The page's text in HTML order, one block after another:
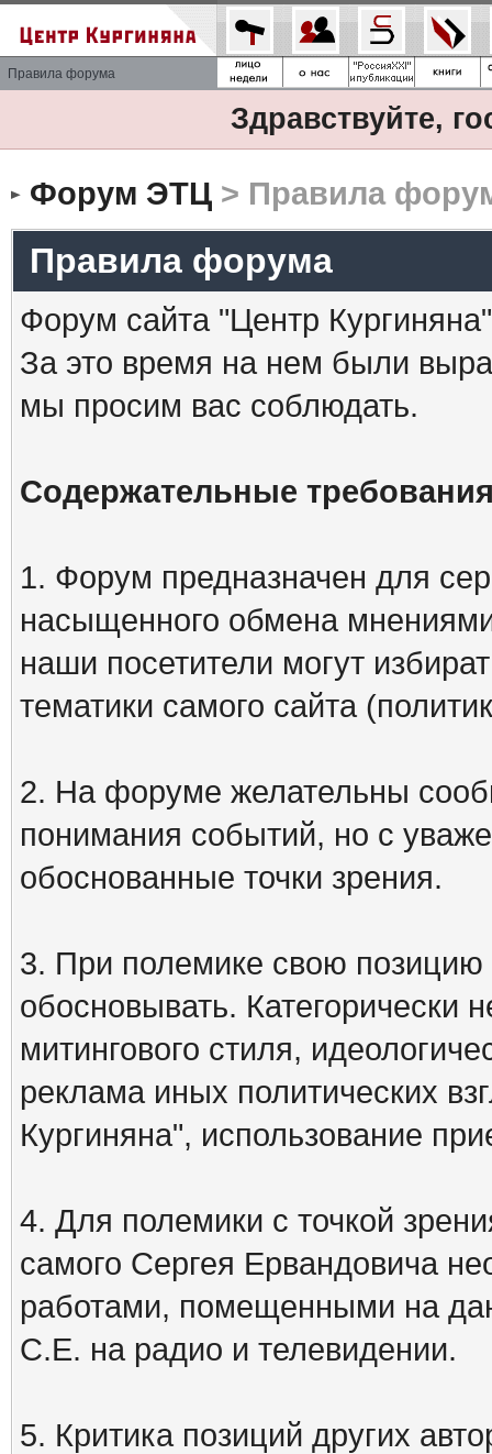
Правила форума
Здравствуйте,
Форум ЭТЦ> Правила
Правила форума
Форум сайта "Центр
За это время на нем были
мы просим вас соблюдать.
Содержательные
1. Форум предназначен для
насыщенного обмена
наши посетители могут
тематики самого сайта
2. На форуме желательны
понимания событий, но с
обоснованные точки зрения.
3. При полемике свою
обосновывать. Категорически
митингового стиля,
реклама иных политических
Кургиняна", использование
4. Для полемики с точкой
самого Сергея Ервандовича
работами, помещенными на
С.Е. на радио и телевидении.
5. Критика позиций других